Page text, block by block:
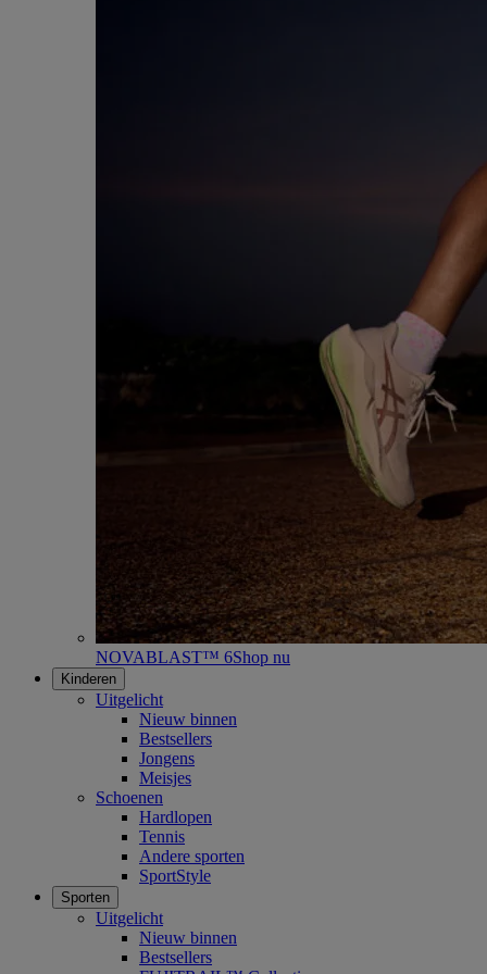
NOVABLAST™ 6Shop nu
Kinderen
Uitgelicht
Nieuw binnen
Bestsellers
Jongens
Meisjes
Schoenen
Hardlopen
Tennis
Andere sporten
SportStyle
Sporten
Uitgelicht
Nieuw binnen
Bestsellers